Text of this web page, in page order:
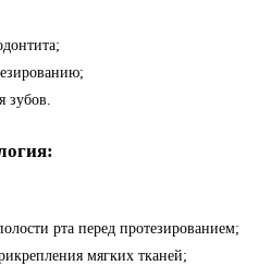
зубов.
рта перед протезированием;
мягких тканей;